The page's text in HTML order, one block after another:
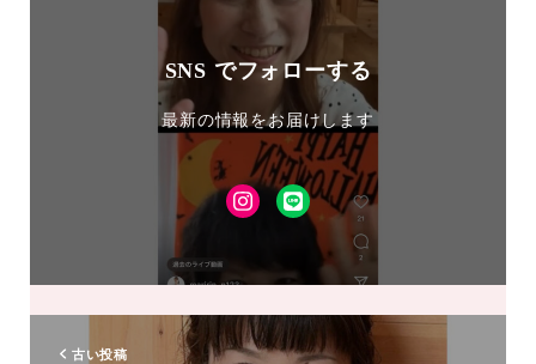
SNS でフォローする
最新の情報をお届けします
Instagram
LINE
達
追
加
古い投稿